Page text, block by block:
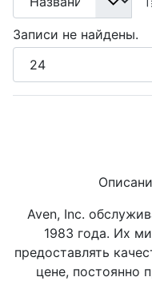
Записи не найдены.
Aven, Inc.
1983 года. Их
предоставлять
цене, постоянно